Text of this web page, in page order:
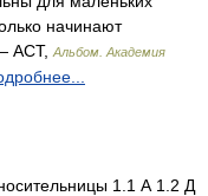
начинают
АСТ, Альбом. Академия
1.1 А 1.2 Д